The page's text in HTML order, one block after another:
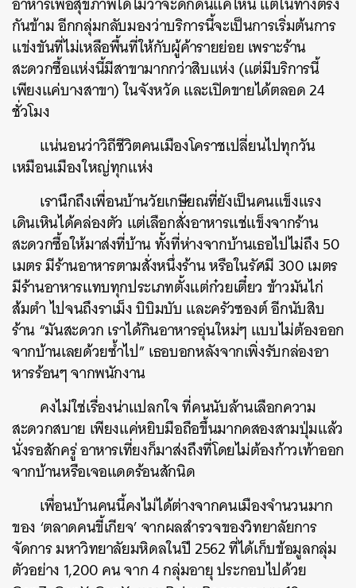
กันข้าม อีกกลุ่มกลับมองว่าบริการนี้จะเป็นการเริ่มต้นการ
แข่งขันที่ไม่เหลือพื้นที่ให้กับผู้ค้ารายย่อย เพราะร้าน
สะดวกซื้อแห่งนี้มีสาขามากกว่าสิบแห่ง (แต่มีบริการนี้
เพียงแค่บางสาขา) ในจังหวัด และเปิดขายได้ตลอด 24
ชั่วโมง
แน่นอนว่าวิถีชีวิตคนเมืองโคราชเปลี่ยนไปทุกวัน
เหมือนเมืองใหญ่ทุกแห่ง
เรานึกถึงเพื่อนบ้านวัยเกษียณที่ยังเป็นคนแข็งแรง
เดินเหินได้คล่องตัว แต่เลือกสั่งอาหารแช่แข็งจากร้าน
สะดวกซื้อให้มาส่งที่บ้าน ทั้งที่ห่างจากบ้านเธอไปไม่ถึง 50
เมตร มีร้านอาหารตามสั่งหนึ่งร้าน หรือในรัศมี 300 เมตร
มีร้านอาหารแทบทุกประเภทตั้งแต่ก๋วยเตี๋ยว ข้าวมันไก่
ส้มตำ ไปจนถึงราเม็ง บิบิมบับ และครัวซองต์ อีกนับสิบ
ร้าน “มันสะดวก เราได้กินอาหารอุ่นใหม่ๆ แบบไม่ต้องออก
จากบ้านเลยด้วยซ้ำไป” เธอบอกหลังจากเพิ่งรับกล่องอา
หารร้อนๆ จากพนักงาน
คงไม่ใช่เรื่องน่าแปลกใจ ที่คนนับล้านเลือกความ
สะดวกสบาย เพียงแค่หยิบมือถือขึ้นมากดสองสามปุ่มแล้ว
นั่งรอสักครู่ อาหารเที่ยงก็มาส่งถึงที่โดยไม่ต้องก้าวเท้าออก
จากบ้านหรือเจอแดดร้อนสักนิด
เพื่อนบ้านคนนี้คงไม่ได้ต่างจากคนเมืองจำนวนมาก
ของ ‘ตลาดคนขี้เกียจ’ จากผลสำรวจของวิทยาลัยการ
จัดการ มหาวิทยาลัยมหิดลในปี 2562 ที่ได้เก็บข้อมูลกลุ่ม
ตัวอย่าง 1,200 คน จาก 4 กลุ่มอายุ ประกอบไปด้วย